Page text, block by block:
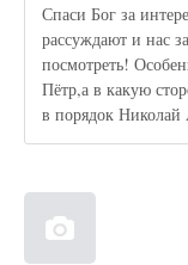
Спаси Бог за
рассуждают и нас
посмотреть!
Пётр,а в какую
в порядок Николай